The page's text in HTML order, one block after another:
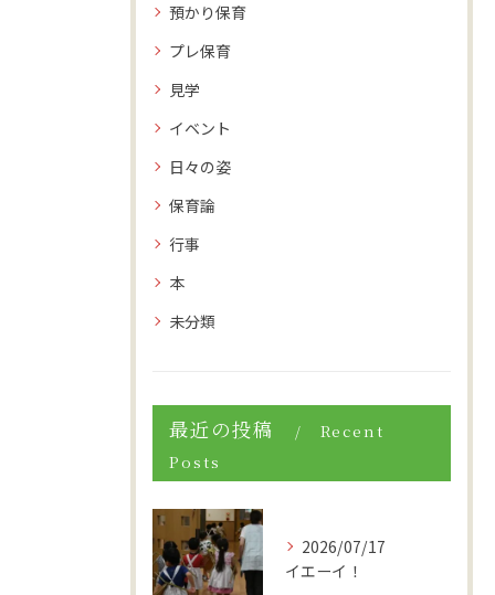
預かり保育
プレ保育
見学
イベント
日々の姿
保育論
行事
本
未分類
最近の投稿
Recent
Posts
2026/07/17
イエーイ！